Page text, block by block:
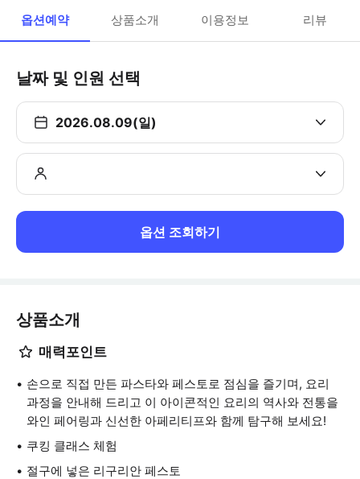
옵션예약 상품소개 이용정보 리뷰
날짜 및 인원 선택
2026.08.09(일)
옵션 조회하기
상품소개
매력포인트
손으로 직접 만든 파스타와 페스토로 점심을 즐기며, 요리
과정을 안내해 드리고 이 아이콘적인 요리의 역사와 전통을
와인 페어링과 신선한 아페리티프와 함께 탐구해 보세요!
쿠킹 클래스 체험
절구에 넣은 리구리안 페스토